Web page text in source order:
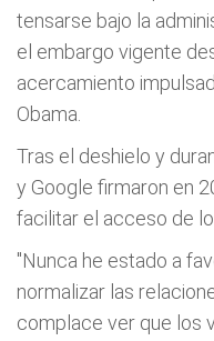
tensarse bajo la
el embargo vigente
acercamiento
Obama.
Tras el deshielo y
y Google firmaron en
facilitar el acceso de
"Nunca he estado a
normalizar las
complace ver que los